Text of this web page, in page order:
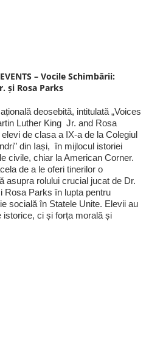
– Vocile Schimbării:
și Rosa Parks
deosebită, intitulată „Voices
Luther King Jr. and Rosa
de clasa a IX-a de la Colegiul
din Iași, în mijlocul istoriei
civile, chiar la American Corner.
de a le oferi tinerilor o
asupra rolului crucial jucat de Dr.
Rosa Parks în lupta pentru
socială în Statele Unite. Elevii au
istorice, ci și forța morală și